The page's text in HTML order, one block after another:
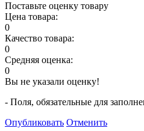
Поставьте оценку товару
Цена товара:
0
Качество товара:
0
Средняя оценка:
0
Вы не указали оценку!
- Поля, обязательные для
Опубликовать Отменить